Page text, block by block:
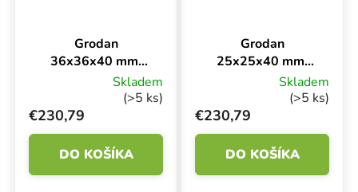
Grodan
36x36x40 mm,
Kocky z kamennej
vlny s otvorom a
kvetináčom 77 ks,
BOX 18 ks
Skladem
(>5 ks)
€230,79
DO KOŠÍKA
Grodan
25x25x40 mm,
Kocky z kamennej
vlny s otvorom a
kvetináčom 150
ks, BOX 18 ks
Skladem
(>5 ks)
€230,79
DO KOŠÍKA